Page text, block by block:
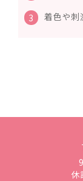
3 着色や刺
休